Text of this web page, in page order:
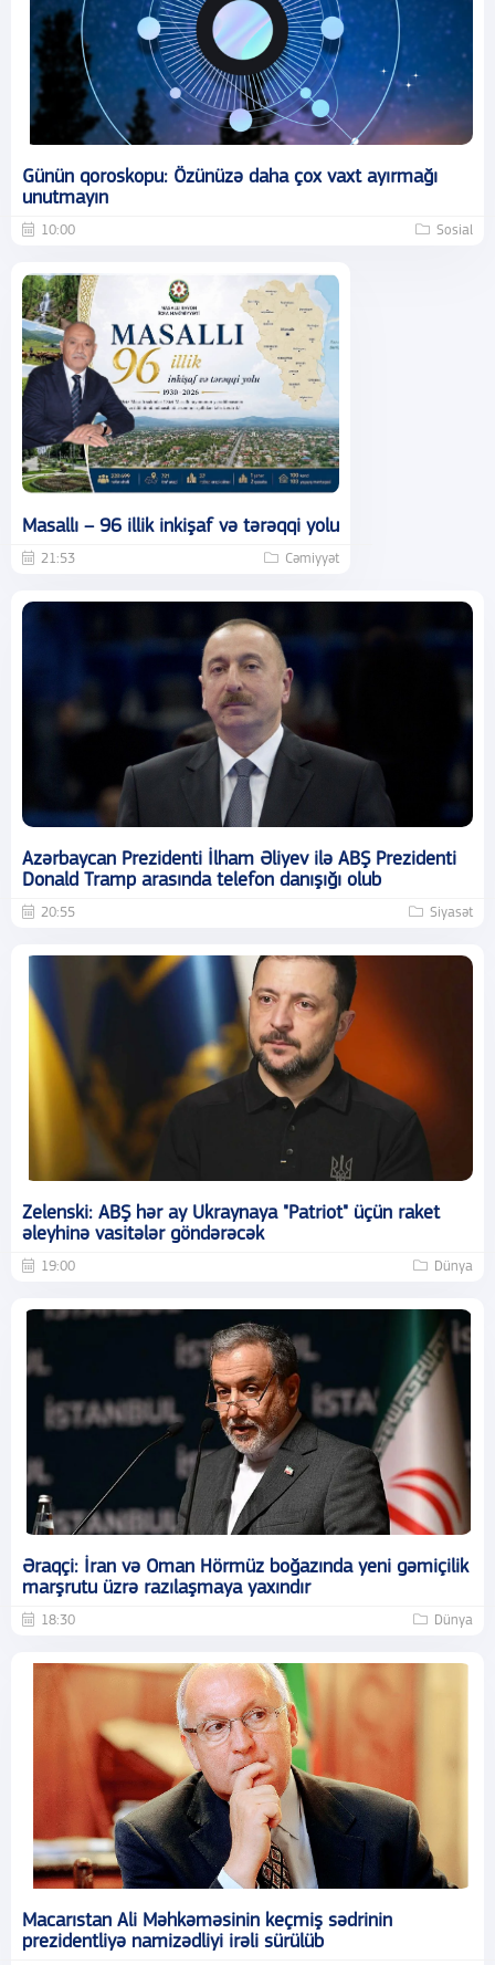
Günün qoroskopu: Özünüzə daha çox vaxt ayırmağı
unutmayın
10:00 Sosial
Masallı – 96 illik inkişaf və tərəqqi yolu
21:53 Cəmiyyət
Azərbaycan Prezidenti İlham Əliyev ilə ABŞ Prezidenti
Donald Tramp arasında telefon danışığı olub
20:55 Siyasət
Zelenski: ABŞ hər ay Ukraynaya "Patriot" üçün raket
əleyhinə vasitələr göndərəcək
19:00 Dünya
Əraqçi: İran və Oman Hörmüz boğazında yeni gəmiçilik
marşrutu üzrə razılaşmaya yaxındır
18:30 Dünya
Macarıstan Ali Məhkəməsinin keçmiş sədrinin
prezidentliyə namizədliyi irəli sürülüb